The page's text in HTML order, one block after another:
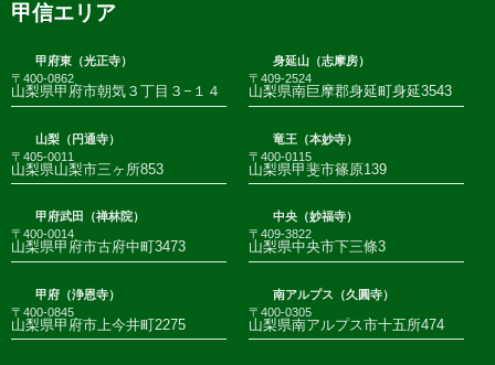
甲信エリア
甲府東（光正寺）
〒400-0862
山梨県甲府市朝気３丁目３−１４
身延山（志摩房）
〒409-2524
山梨県南巨摩郡身延町身延3543
山梨（円通寺）
〒405-0011
山梨県山梨市三ヶ所853
竜王（本妙寺）
〒400-0115
山梨県甲斐市篠原139
甲府武田（禅林院）
〒400-0014
山梨県甲府市古府中町3473
中央（妙福寺）
〒409-3822
山梨県中央市下三條3
甲府（浄恩寺）
〒400-0845
山梨県甲府市上今井町2275
南アルプス（久圓寺）
〒400-0305
山梨県南アルプス市十五所474